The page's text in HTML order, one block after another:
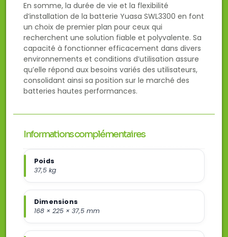
En somme, la durée de vie et la flexibilité
d’installation de la batterie Yuasa SWL3300 en font
un choix de premier plan pour ceux qui
recherchent une solution fiable et polyvalente. Sa
capacité à fonctionner efficacement dans divers
environnements et conditions d’utilisation assure
qu’elle répond aux besoins variés des utilisateurs,
consolidant ainsi sa position sur le marché des
batteries hautes performances.
Informations complémentaires
Poids
37,5 kg
Dimensions
168 × 225 × 37,5 mm